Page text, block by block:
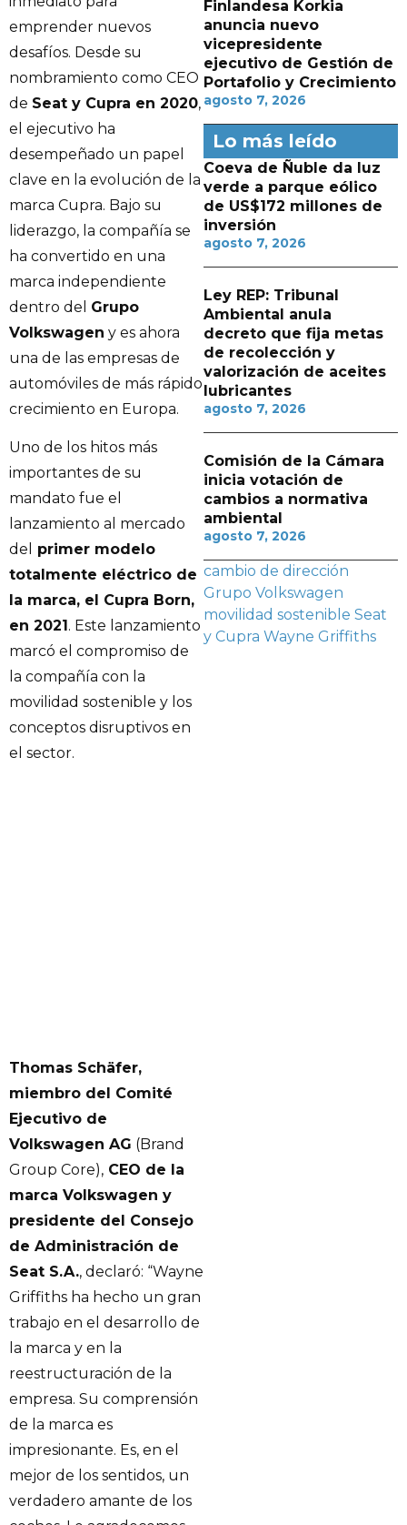
emprender nuevos
desafíos. Desde su
nombramiento como CEO
de Seat y Cupra en 2020,
el ejecutivo ha
desempeñado un papel
clave en la evolución de la
marca Cupra. Bajo su
liderazgo, la compañía se
ha convertido en una
marca independiente
dentro del Grupo
Volkswagen y es ahora
una de las empresas de
automóviles de más rápido
crecimiento en Europa.
Uno de los hitos más
importantes de su
mandato fue el
lanzamiento al mercado
del
primer modelo
totalmente eléctrico de
la marca, el Cupra Born,
en 2021 . Este lanzamiento
marcó el compromiso de
la compañía con la
movilidad sostenible y los
conceptos disruptivos en
el sector.
Thomas Schäfer,
miembro del Comité
Ejecutivo de
Volkswagen AG (Brand
Group Core), CEO de la
marca Volkswagen y
presidente del Consejo
de Administración de
Seat S.A., declaró: “Wayne
Griffiths ha hecho un gran
trabajo en el desarrollo de
la marca y en la
reestructuración de la
empresa. Su comprensión
de la marca es
impresionante. Es, en el
mejor de los sentidos, un
verdadero amante de los
Finlandesa Korkia
anuncia nuevo
vicepresidente
ejecutivo de Gestión de
Portafolio y Crecimiento
agosto 7, 2026
Lo más leído
Coeva de Ñuble da luz
verde a parque eólico
de US$172 millones de
inversión
agosto 7, 2026
Ley REP: Tribunal
Ambiental anula
decreto que fija metas
de recolección y
valorización de aceites
lubricantes
agosto 7, 2026
Comisión de la Cámara
inicia votación de
cambios a normativa
ambiental
agosto 7, 2026
cambio de dirección
Grupo Volkswagen
movilidad sostenible Seat
y Cupra Wayne Griffiths